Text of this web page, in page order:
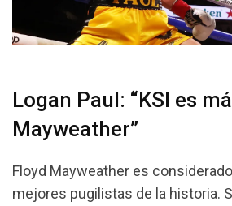
Logan Paul: “KSI es
Mayweather”
Floyd Mayweather es
mejores pugilistas de la historia.